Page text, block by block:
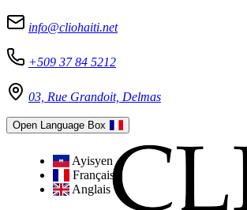
info@cliohaiti.net
+509 37 84 5212
03, Rue Grandoit, Delmas
Open Language Box
Ayisyen
Français
Anglais